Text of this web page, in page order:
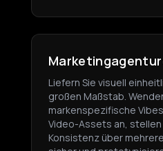
Liefern Sie visuell
großen Maßstab.
markenspezifische
Video-Assets an, stellen
Konsistenz über